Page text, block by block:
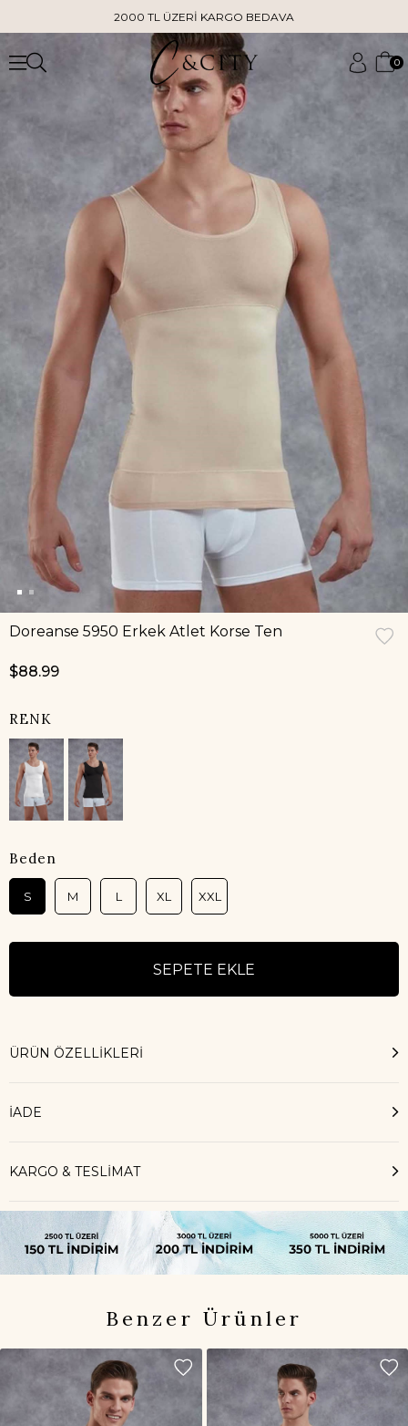
2000 TL ÜZERİ KARGO BEDAVA
0
Doreanse 5950 Erkek Atlet Korse Ten
$88.99
RENK
Beden
S M L XL XXL
ÜRÜN ÖZELLIKLERI
İADE
KARGO & TESLİMAT
Benzer Ürünler